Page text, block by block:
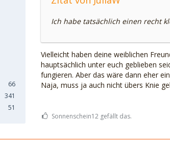
66
341
51
Ich habe tatsächlich einen recht
Vielleicht haben deine weiblichen
hauptsächlich unter euch geblieben
fungieren. Aber das wäre dann eher
Naja, muss ja auch nicht übers Knie
Sonnenschein12 gefällt das.